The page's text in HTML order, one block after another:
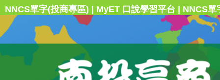
NNCS單字(投商專區) | MyET 口說學習平台 | NNCS單